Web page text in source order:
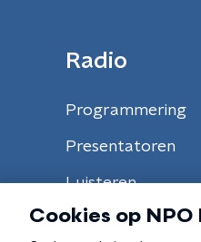
Radio
Programmering
Presentatoren
Luisteren